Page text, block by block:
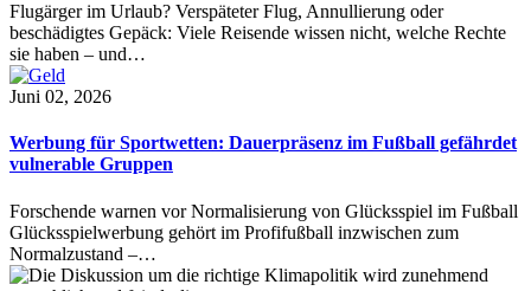
Flugärger im Urlaub? Verspäteter Flug, Annullierung oder
beschädigtes Gepäck: Viele Reisende wissen nicht, welche Rechte
sie haben – und…
Juni 02, 2026
Werbung für Sportwetten: Dauerpräsenz im Fußball gefährdet
vulnerable Gruppen
Forschende warnen vor Normalisierung von Glücksspiel im Fußball
Glücksspielwerbung gehört im Profifußball inzwischen zum
Normalzustand –…